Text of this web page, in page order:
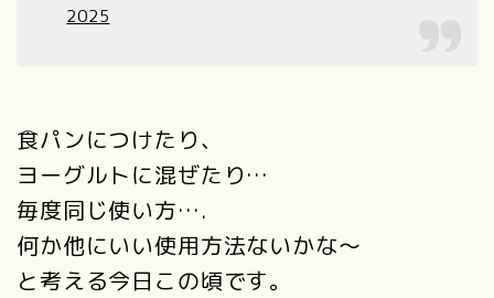
2025
食パンにつけたり、
ヨーグルトに混ぜたり…
毎度同じ使い方….
何か他にいい使用方法ないかな～
と考える今日この頃です。